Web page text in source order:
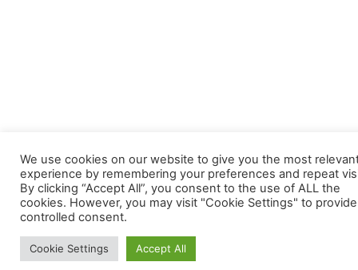
We use cookies on our website to give you the most
experience by remembering your preferences and repeat
By clicking “Accept All”, you consent to the use of ALL the
cookies. However, you may visit "Cookie Settings" to
controlled consent.
Cookie Settings Accept All